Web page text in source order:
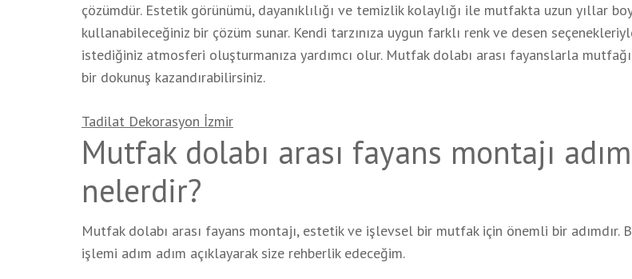
çözümdür. Estetik görünümü, dayanıklılığı ve temizlik kolaylığı ile mutfakta uzun yıllar
kullanabileceğiniz bir çözüm sunar. Kendi tarzınıza uygun farklı renk ve desen
istediğiniz atmosferi oluşturmanıza yardımcı olur. Mutfak dolabı arası fayanslarla
bir dokunuş kazandırabilirsiniz.
Tadilat Dekorasyon İzmir
Mutfak dolabı arası fayans montajı
nelerdir?
Mutfak dolabı arası fayans montajı, estetik ve işlevsel bir mutfak için önemli bir adımdır.
işlemi adım adım açıklayarak size rehberlik edeceğim.